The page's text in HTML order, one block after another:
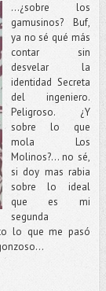
...¿sobre los
gamusinos? Buf,
ya no sé qué más
contar sin
desvelar la
identidad Secreta
del ingeniero.
Peligroso. ¿Y
sobre lo que
mola Los
Molinos?... no sé,
si doy mas rabia
sobre lo ideal
que es mi
segunda
lo que me pasó